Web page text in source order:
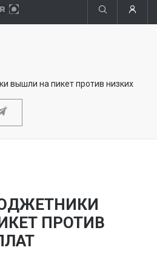
вышли на пикет против низких
ПРОТИВ